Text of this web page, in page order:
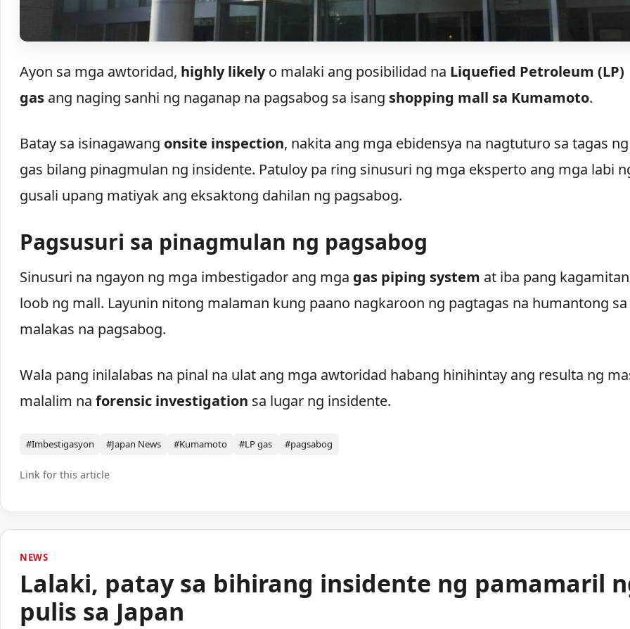
Ayon sa mga awtoridad, highly likelyo malaki ang posibilidad na Liquefied Petroleum (LP)
gasang naging sanhi ng naganap na pagsabog sa isang shopping mall sa Kumamoto.
Batay sa isinagawang onsite inspection, nakita ang mga ebidensya na nagtuturo sa tagas ng
gas bilang pinagmulan ng insidente. Patuloy pa ring sinusuri ng mga eksperto ang mga labi
gusali upang matiyak ang eksaktong dahilan ng pagsabog.
Pagsusuri sa pinagmulan ng pagsabog
Sinusuri na ngayon ng mga imbestigador ang mga gas piping system at iba pang
loob ng mall. Layunin nitong malaman kung paano nagkaroon ng pagtagas na humantong sa
malakas na pagsabog.
Wala pang inilalabas na pinal na ulat ang mga awtoridad habang hinihintay ang resulta ng
malalim na forensic investigation sa lugar ng insidente.
#Imbestigasyon #Japan News #Kumamoto #LP gas #pagsabog
Link for this article
NEWS
Lalaki, patay sa bihirang insidente ng pamamaril
pulis sa Japan